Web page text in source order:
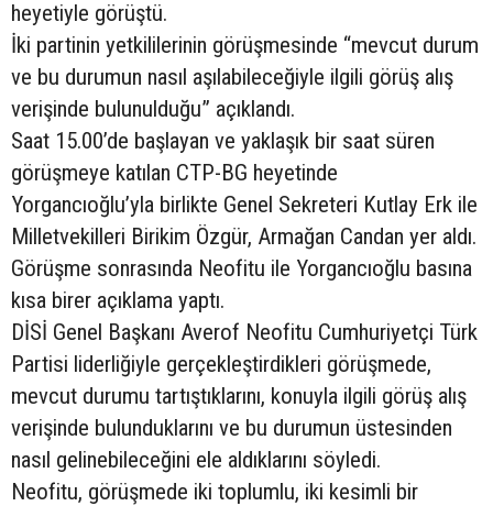
heyetiyle görüştü.
İki partinin yetkililerinin görüşmesinde “mevcut durum
ve bu durumun nasıl aşılabileceğiyle ilgili görüş alış
verişinde bulunulduğu” açıklandı.
Saat 15.00’de başlayan ve yaklaşık bir saat süren
görüşmeye katılan CTP-BG heyetinde
Yorgancıoğlu’yla birlikte Genel Sekreteri Kutlay Erk ile
Milletvekilleri Birikim Özgür, Armağan Candan yer aldı.
Görüşme sonrasında Neofitu ile Yorgancıoğlu basına
kısa birer açıklama yaptı.
DİSİ Genel Başkanı Averof Neofitu Cumhuriyetçi Türk
Partisi liderliğiyle gerçekleştirdikleri görüşmede,
mevcut durumu tartıştıklarını, konuyla ilgili görüş alış
verişinde bulunduklarını ve bu durumun üstesinden
nasıl gelinebileceğini ele aldıklarını söyledi.
Neofitu, görüşmede iki toplumlu, iki kesimli bir